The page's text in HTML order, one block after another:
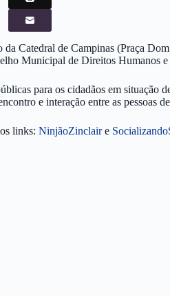
Catedral de Campinas (Praça
Municipal de Direitos Humanos
para os cidadãos em situação
e interação entre as pessoas
links: NinjãoZinclaire